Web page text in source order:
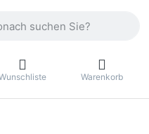
Warenkorb